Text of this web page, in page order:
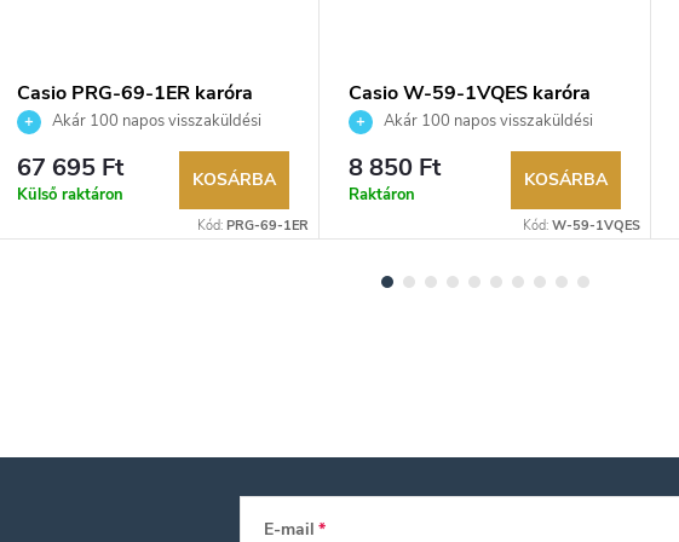
Casio PRG-69-1ER karóra
Akár 100 napos visszaküldési
lehetőség. Hivatalos márkakereskedő.
67 695 Ft
Külső raktáron
KOSÁRBA
Kód: PRG-69-1ER
Casio W-59-1VQES karóra
Akár 100 napos visszaküldési
lehetőség. Hivatalos márkakereskedő.
8 850 Ft
Raktáron
KOSÁRBA
Kód: W-59-1VQES
E-mail